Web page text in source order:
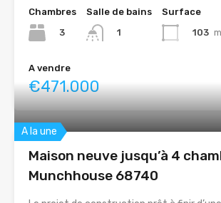
Chambres
3
Salle de bains
1
Surface
103
A vendre
€471.000
A la une
Maison neuve jusqu’à 4
Munchhouse 68740